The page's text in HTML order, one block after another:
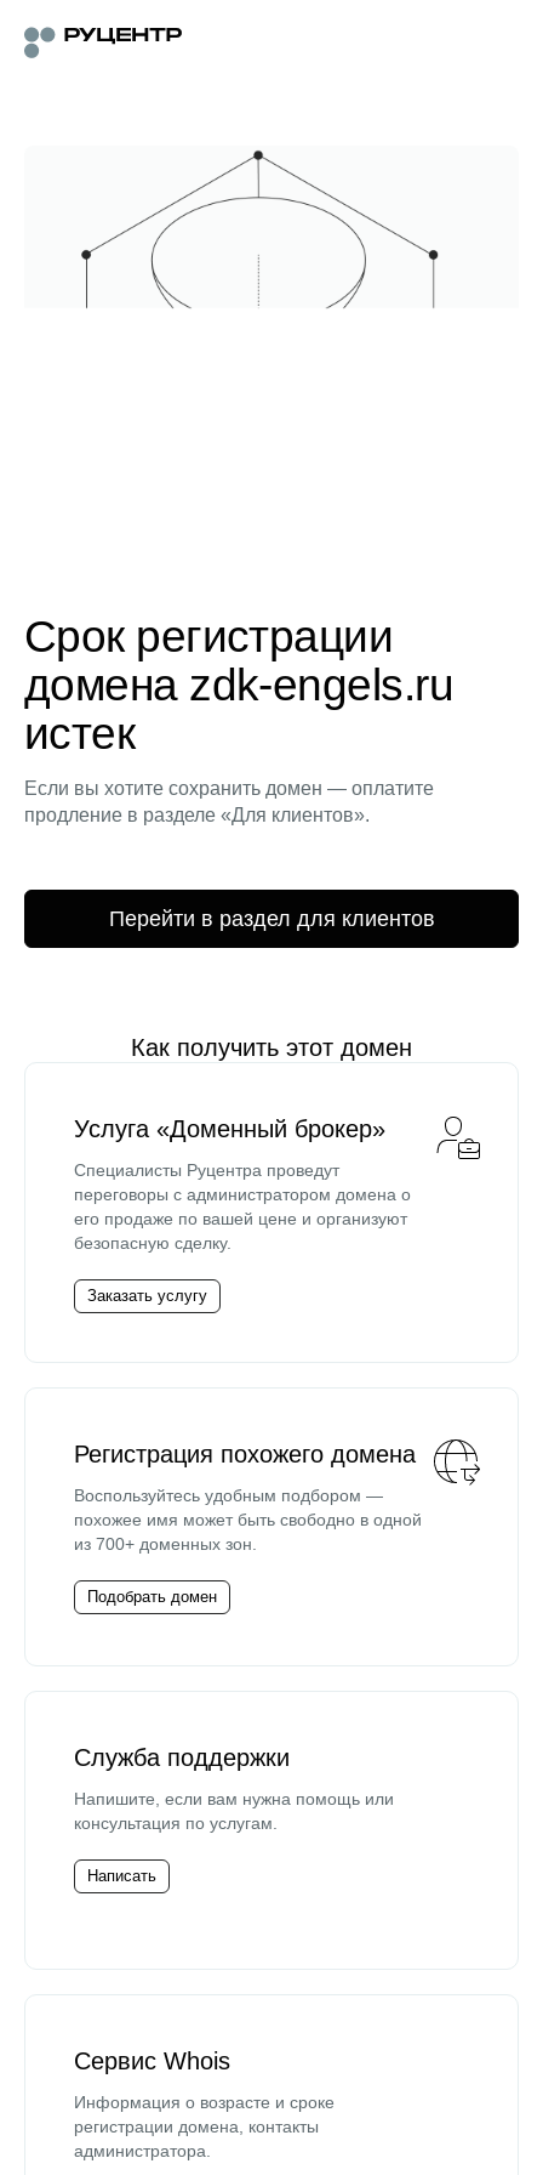
Срок регистрации
домена zdk-engels.ru
истек
Если вы хотите сохранить домен — оплатите
продление в разделе «Для клиентов».
Перейти в раздел для клиентов
Как получить этот домен
Услуга «Доменный брокер»
Специалисты Руцентра проведут
переговоры с администратором домена о
его продаже по вашей цене и организуют
безопасную сделку.
Заказать услугу
Регистрация похожего домена
Воспользуйтесь удобным подбором —
похожее имя может быть свободно в одной
из 700+ доменных зон.
Подобрать домен
Служба поддержки
Напишите, если вам нужна помощь или
консультация по услугам.
Написать
Сервис Whois
Информация о возрасте и сроке
регистрации домена, контакты
администратора.